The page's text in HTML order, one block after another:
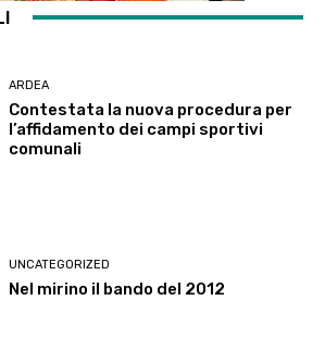
ARDEA
Contestata la nuova procedura per
l’affidamento dei campi sportivi
comunali
UNCATEGORIZED
Nel mirino il bando del 2012